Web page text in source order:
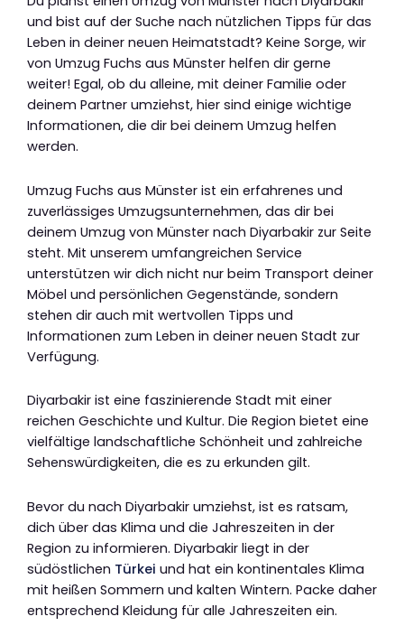
und bist auf der Suche nach nützlichen Tipps für das
Leben in deiner neuen Heimatstadt? Keine Sorge, wir
von Umzug Fuchs aus Münster helfen dir gerne
weiter! Egal, ob du alleine, mit deiner Familie oder
deinem Partner umziehst, hier sind einige wichtige
Informationen, die dir bei deinem Umzug helfen
werden.
Umzug Fuchs aus Münster ist ein erfahrenes und
zuverlässiges Umzugsunternehmen, das dir bei
deinem Umzug von Münster nach Diyarbakir zur Seite
steht. Mit unserem umfangreichen Service
unterstützen wir dich nicht nur beim Transport deiner
Möbel und persönlichen Gegenstände, sondern
stehen dir auch mit wertvollen Tipps und
Informationen zum Leben in deiner neuen Stadt zur
Verfügung.
Diyarbakir ist eine faszinierende Stadt mit einer
reichen Geschichte und Kultur. Die Region bietet eine
vielfältige landschaftliche Schönheit und zahlreiche
Sehenswürdigkeiten, die es zu erkunden gilt.
Bevor du nach Diyarbakir umziehst, ist es ratsam,
dich über das Klima und die Jahreszeiten in der
Region zu informieren. Diyarbakir liegt in der
südöstlichen Türkei und hat ein kontinentales Klima
mit heißen Sommern und kalten Wintern. Packe daher
entsprechend Kleidung für alle Jahreszeiten ein.